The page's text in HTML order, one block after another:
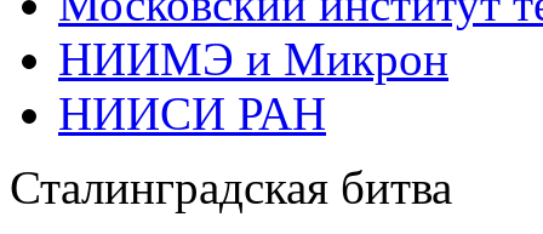
НИИМЭ и Микрон
НИИСИ РАН
Сталинградская битва